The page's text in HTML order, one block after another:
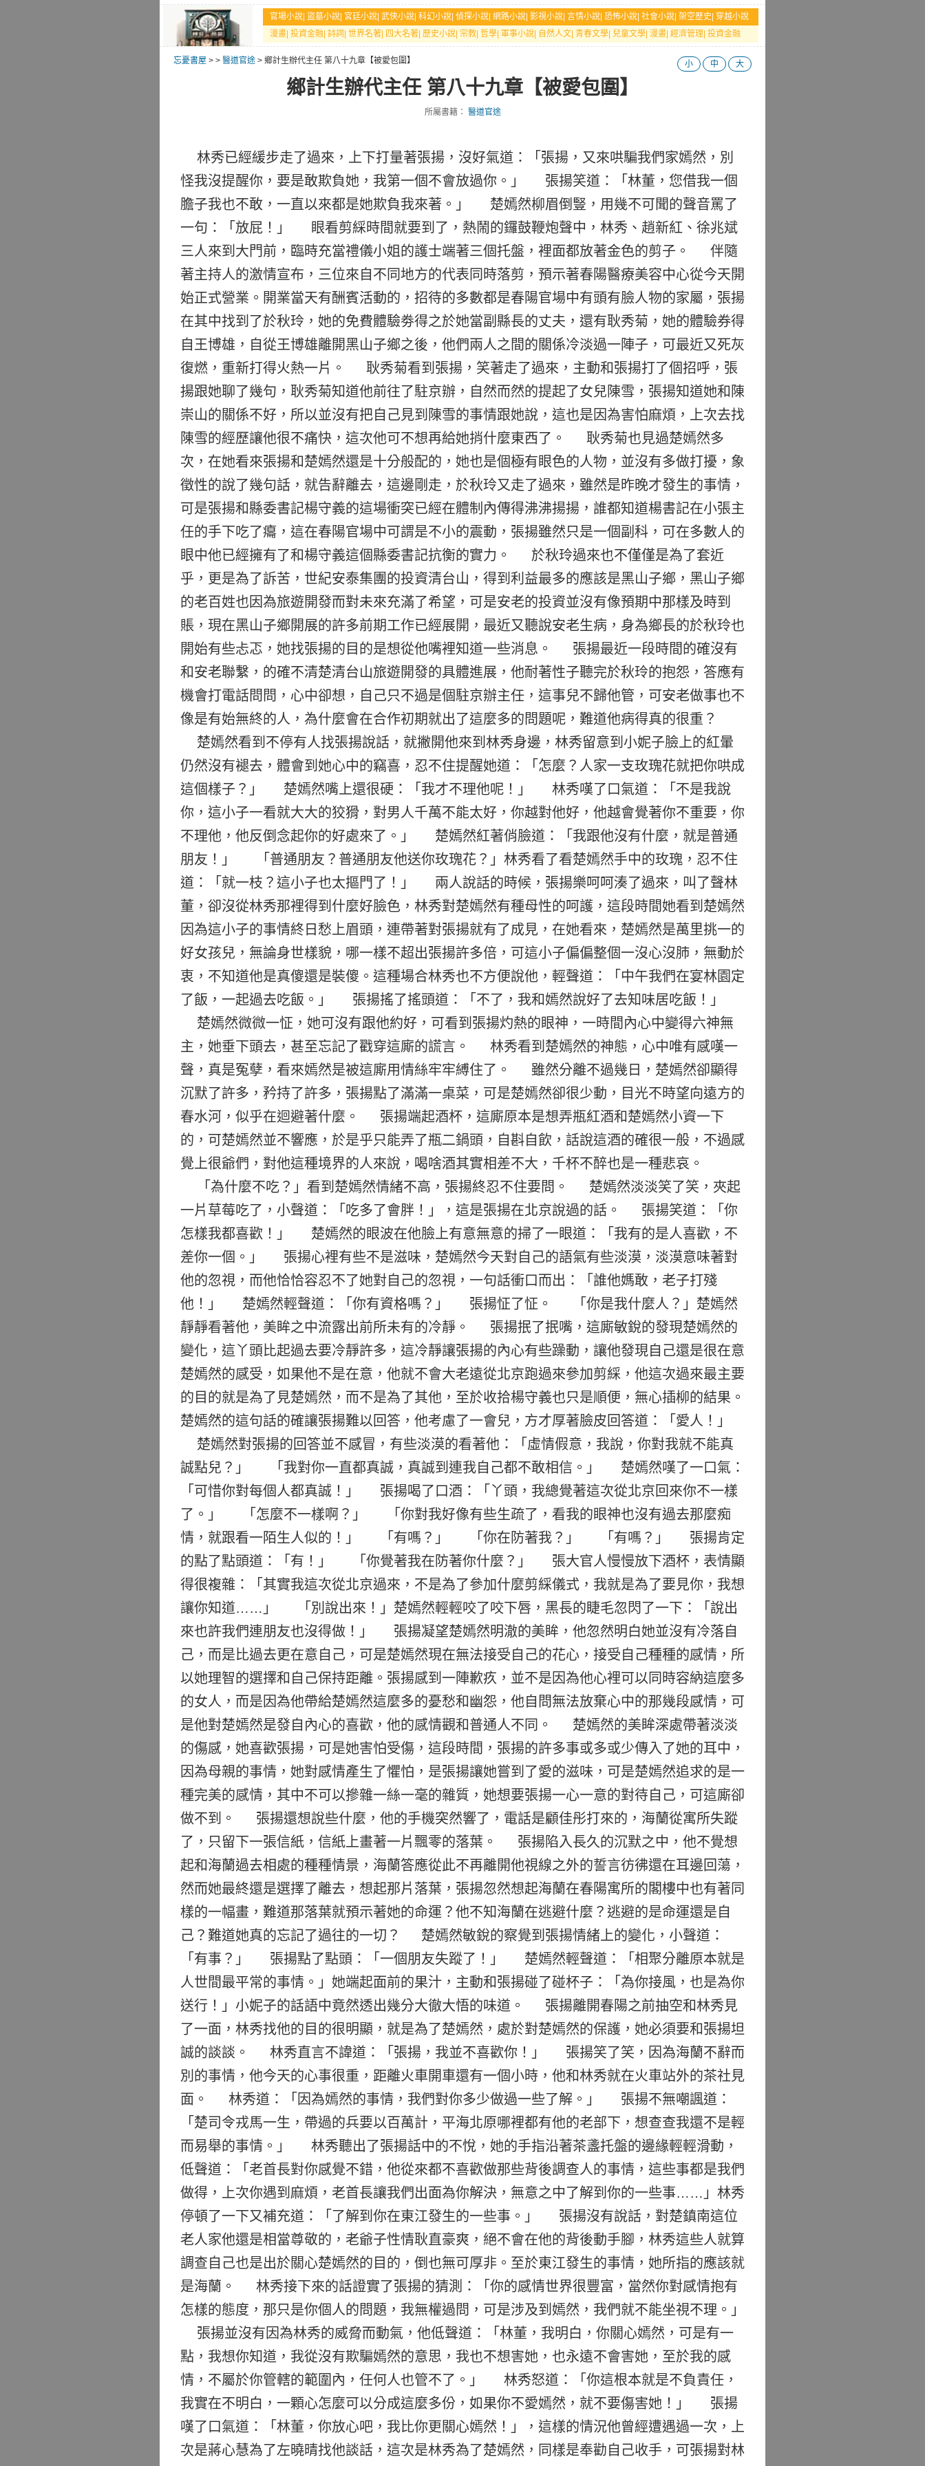
官場小說 盜墓小說 宮廷小說 武俠小說 科幻小說 偵探小說 網路小說 影視小說 言情小說 恐怖小說 社會小說 架空歷史 穿越小說
漫畫 投資金融 詩詞 世界名著 四大名著 歷史小說 宗教 哲學 軍事小說 自然人文 青春文學 兒童文學 漫畫 經濟管理 投資金融
忘憂書屋 > > 醫道官途 > 鄉計生辦代主任 第八十九章【被愛包圍】 小 中 大
鄉計生辦代主任 第八十九章【被愛包圍】
所屬書籍： 醫道官途
林秀已經緩步走了過來，上下打量著張揚，沒好氣道：「張揚，又來哄騙我們家嫣然，別
怪我沒提醒你，要是敢欺負她，我第一個不會放過你。」 張揚笑道：「林董，您借我一個
膽子我也不敢，一直以來都是她欺負我來著。」 楚嫣然柳眉倒豎，用幾不可聞的聲音罵了
一句：「放屁！」 眼看剪綵時間就要到了，熱鬧的鑼鼓鞭炮聲中，林秀、趙新紅、徐兆斌
三人來到大門前，臨時充當禮儀小姐的護士端著三個托盤，裡面都放著金色的剪子。 伴隨
著主持人的激情宣布，三位來自不同地方的代表同時落剪，預示著春陽醫療美容中心從今天開
始正式營業。開業當天有酬賓活動的，招待的多數都是春陽官場中有頭有臉人物的家屬，張揚
在其中找到了於秋玲，她的免費體驗劵得之於她當副縣長的丈夫，還有耿秀菊，她的體驗券得
自王博雄，自從王博雄離開黑山子鄉之後，他們兩人之間的關係冷淡過一陣子，可最近又死灰
復燃，重新打得火熱一片。 耿秀菊看到張揚，笑著走了過來，主動和張揚打了個招呼，張
揚跟她聊了幾句，耿秀菊知道他前往了駐京辦，自然而然的提起了女兒陳雪，張揚知道她和陳
崇山的關係不好，所以並沒有把自己見到陳雪的事情跟她說，這也是因為害怕麻煩，上次去找
陳雪的經歷讓他很不痛快，這次他可不想再給她捎什麼東西了。 耿秀菊也見過楚嫣然多
次，在她看來張揚和楚嫣然還是十分般配的，她也是個極有眼色的人物，並沒有多做打擾，象
徵性的說了幾句話，就告辭離去，這邊剛走，於秋玲又走了過來，雖然是昨晚才發生的事情，
可是張揚和縣委書記楊守義的這場衝突已經在體制內傳得沸沸揚揚，誰都知道楊書記在小張主
任的手下吃了癟，這在春陽官場中可謂是不小的震動，張揚雖然只是一個副科，可在多數人的
眼中他已經擁有了和楊守義這個縣委書記抗衡的實力。 於秋玲過來也不僅僅是為了套近
乎，更是為了訴苦，世紀安泰集團的投資清台山，得到利益最多的應該是黑山子鄉，黑山子鄉
的老百姓也因為旅遊開發而對未來充滿了希望，可是安老的投資並沒有像預期中那樣及時到
賬，現在黑山子鄉開展的許多前期工作已經展開，最近又聽說安老生病，身為鄉長的於秋玲也
開始有些忐忑，她找張揚的目的是想從他嘴裡知道一些消息。 張揚最近一段時間的確沒有
和安老聯繫，的確不清楚清台山旅遊開發的具體進展，他耐著性子聽完於秋玲的抱怨，答應有
機會打電話問問，心中卻想，自己只不過是個駐京辦主任，這事兒不歸他管，可安老做事也不
像是有始無終的人，為什麼會在合作初期就出了這麼多的問題呢，難道他病得真的很重？
楚嫣然看到不停有人找張揚說話，就撇開他來到林秀身邊，林秀留意到小妮子臉上的紅暈
仍然沒有褪去，體會到她心中的竊喜，忍不住提醒她道：「怎麼？人家一支玫瑰花就把你哄成
這個樣子？」 楚嫣然嘴上還很硬：「我才不理他呢！」 林秀嘆了口氣道：「不是我說
你，這小子一看就大大的狡猾，對男人千萬不能太好，你越對他好，他越會覺著你不重要，你
不理他，他反倒念起你的好處來了。」 楚嫣然紅著俏臉道：「我跟他沒有什麼，就是普通
朋友！」 「普通朋友？普通朋友他送你玫瑰花？」林秀看了看楚嫣然手中的玫瑰，忍不住
道：「就一枝？這小子也太摳門了！」 兩人說話的時候，張揚樂呵呵湊了過來，叫了聲林
董，卻沒從林秀那裡得到什麼好臉色，林秀對楚嫣然有種母性的呵護，這段時間她看到楚嫣然
因為這小子的事情終日愁上眉頭，連帶著對張揚就有了成見，在她看來，楚嫣然是萬里挑一的
好女孩兒，無論身世樣貌，哪一樣不超出張揚許多倍，可這小子偏偏整個一沒心沒肺，無動於
衷，不知道他是真傻還是裝傻。這種場合林秀也不方便說他，輕聲道：「中午我們在宴林園定
了飯，一起過去吃飯。」 張揚搖了搖頭道：「不了，我和嫣然說好了去知味居吃飯！」
楚嫣然微微一怔，她可沒有跟他約好，可看到張揚灼熱的眼神，一時間內心中變得六神無
主，她垂下頭去，甚至忘記了戳穿這廝的謊言。 林秀看到楚嫣然的神態，心中唯有感嘆一
聲，真是冤孽，看來嫣然是被這廝用情絲牢牢縛住了。 雖然分離不過幾日，楚嫣然卻顯得
沉默了許多，矜持了許多，張揚點了滿滿一桌菜，可是楚嫣然卻很少動，目光不時望向遠方的
春水河，似乎在迴避著什麼。 張揚端起酒杯，這廝原本是想弄瓶紅酒和楚嫣然小資一下
的，可楚嫣然並不響應，於是乎只能弄了瓶二鍋頭，自斟自飲，話說這酒的確很一般，不過感
覺上很爺們，對他這種境界的人來說，喝啥酒其實相差不大，千杯不醉也是一種悲哀。
「為什麼不吃？」看到楚嫣然情緒不高，張揚終忍不住要問。 楚嫣然淡淡笑了笑，夾起
一片草莓吃了，小聲道：「吃多了會胖！」，這是張揚在北京說過的話。 張揚笑道：「你
怎樣我都喜歡！」 楚嫣然的眼波在他臉上有意無意的掃了一眼道：「我有的是人喜歡，不
差你一個。」 張揚心裡有些不是滋味，楚嫣然今天對自己的語氣有些淡漠，淡漠意味著對
他的忽視，而他恰恰容忍不了她對自己的忽視，一句話衝口而出：「誰他媽敢，老子打殘
他！」 楚嫣然輕聲道：「你有資格嗎？」 張揚怔了怔。 「你是我什麼人？」楚嫣然
靜靜看著他，美眸之中流露出前所未有的冷靜。 張揚抿了抿嘴，這廝敏銳的發現楚嫣然的
變化，這丫頭比起過去要冷靜許多，這冷靜讓張揚的內心有些躁動，讓他發現自己還是很在意
楚嫣然的感受，如果他不是在意，他就不會大老遠從北京跑過來參加剪綵，他這次過來最主要
的目的就是為了見楚嫣然，而不是為了其他，至於收拾楊守義也只是順便，無心插柳的結果。
楚嫣然的這句話的確讓張揚難以回答，他考慮了一會兒，方才厚著臉皮回答道：「愛人！」
楚嫣然對張揚的回答並不感冒，有些淡漠的看著他：「虛情假意，我說，你對我就不能真
誠點兒？」 「我對你一直都真誠，真誠到連我自己都不敢相信。」 楚嫣然嘆了一口氣：
「可惜你對每個人都真誠！」 張揚喝了口酒：「丫頭，我總覺著這次從北京回來你不一樣
了。」 「怎麼不一樣啊？」 「你對我好像有些生疏了，看我的眼神也沒有過去那麼痴
情，就跟看一陌生人似的！」 「有嗎？」 「你在防著我？」 「有嗎？」 張揚肯定
的點了點頭道：「有！」 「你覺著我在防著你什麼？」 張大官人慢慢放下酒杯，表情顯
得很複雜：「其實我這次從北京過來，不是為了參加什麼剪綵儀式，我就是為了要見你，我想
讓你知道……」 「別說出來！」楚嫣然輕輕咬了咬下唇，黑長的睫毛忽閃了一下：「說出
來也許我們連朋友也沒得做！」 張揚凝望楚嫣然明澈的美眸，他忽然明白她並沒有冷落自
己，而是比過去更在意自己，可是楚嫣然現在無法接受自己的花心，接受自己種種的感情，所
以她理智的選擇和自己保持距離。張揚感到一陣歉疚，並不是因為他心裡可以同時容納這麼多
的女人，而是因為他帶給楚嫣然這麼多的憂愁和幽怨，他自問無法放棄心中的那幾段感情，可
是他對楚嫣然是發自內心的喜歡，他的感情觀和普通人不同。 楚嫣然的美眸深處帶著淡淡
的傷感，她喜歡張揚，可是她害怕受傷，這段時間，張揚的許多事或多或少傳入了她的耳中，
因為母親的事情，她對感情產生了懼怕，是張揚讓她嘗到了愛的滋味，可是楚嫣然追求的是一
種完美的感情，其中不可以摻雜一絲一毫的雜質，她想要張揚一心一意的對待自己，可這廝卻
做不到。 張揚還想說些什麼，他的手機突然響了，電話是顧佳彤打來的，海蘭從寓所失蹤
了，只留下一張信紙，信紙上畫著一片飄零的落葉。 張揚陷入長久的沉默之中，他不覺想
起和海蘭過去相處的種種情景，海蘭答應從此不再離開他視線之外的誓言彷彿還在耳邊回蕩，
然而她最終還是選擇了離去，想起那片落葉，張揚忽然想起海蘭在春陽寓所的閣樓中也有著同
樣的一幅畫，難道那落葉就預示著她的命運？他不知海蘭在逃避什麼？逃避的是命運還是自
己？難道她真的忘記了過往的一切？ 楚嫣然敏銳的察覺到張揚情緒上的變化，小聲道：
「有事？」 張揚點了點頭：「一個朋友失蹤了！」 楚嫣然輕聲道：「相聚分離原本就是
人世間最平常的事情。」她端起面前的果汁，主動和張揚碰了碰杯子：「為你接風，也是為你
送行！」小妮子的話語中竟然透出幾分大徹大悟的味道。 張揚離開春陽之前抽空和林秀見
了一面，林秀找他的目的很明顯，就是為了楚嫣然，處於對楚嫣然的保護，她必須要和張揚坦
誠的談談。 林秀直言不諱道：「張揚，我並不喜歡你！」 張揚笑了笑，因為海蘭不辭而
別的事情，他今天的心事很重，距離火車開車還有一個小時，他和林秀就在火車站外的茶社見
面。 林秀道：「因為嫣然的事情，我們對你多少做過一些了解。」 張揚不無嘲諷道：
「楚司令戎馬一生，帶過的兵要以百萬計，平海北原哪裡都有他的老部下，想查查我還不是輕
而易舉的事情。」 林秀聽出了張揚話中的不悅，她的手指沿著茶盞托盤的邊緣輕輕滑動，
低聲道：「老首長對你感覺不錯，他從來都不喜歡做那些背後調查人的事情，這些事都是我們
做得，上次你遇到麻煩，老首長讓我們出面為你解決，無意之中了解到你的一些事……」林秀
停頓了一下又補充道：「了解到你在東江發生的一些事。」 張揚沒有說話，對楚鎮南這位
老人家他還是相當尊敬的，老爺子性情耿直豪爽，絕不會在他的背後動手腳，林秀這些人就算
調查自己也是出於關心楚嫣然的目的，倒也無可厚非。至於東江發生的事情，她所指的應該就
是海蘭。 林秀接下來的話證實了張揚的猜測：「你的感情世界很豐富，當然你對感情抱有
怎樣的態度，那只是你個人的問題，我無權過問，可是涉及到嫣然，我們就不能坐視不理。」
張揚並沒有因為林秀的威脅而動氣，他低聲道：「林董，我明白，你關心嫣然，可是有一
點，我想你知道，我從沒有欺騙嫣然的意思，我也不想害她，也永遠不會害她，至於我的感
情，不屬於你管轄的範圍內，任何人也管不了。」 林秀怒道：「你這根本就是不負責任，
我實在不明白，一顆心怎麼可以分成這麼多份，如果你不愛嫣然，就不要傷害她！」 張揚
嘆了口氣道：「林董，你放心吧，我比你更關心嫣然！」，這樣的情況他曾經遭遇過一次，上
次是蔣心慧為了左曉晴找他談話，這次是林秀為了楚嫣然，同樣是奉勸自己收手，可張揚對林